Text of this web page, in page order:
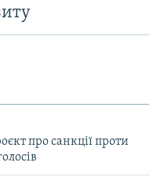
про санкції проти